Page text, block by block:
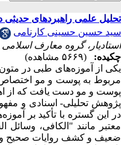
تحلیل علمی راهبردهای
سید حسین حسینی کارنامی
استادیار، گروه معارف
چکیده:
(۵۶۶۹ مشاهده)
یکی از آموزه‌های طبی در
مربوط به پوست و مو اختصاص
پوست و مو دست یافت که از
پژوهش تحلیلی- اسنادی و
در این گستره با تأکید بر
معتبر مانند "الکافی،
ضعیف و کشف روایات صحیح و